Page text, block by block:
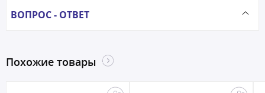
ВОПРОС - ОТВЕТ
Похожие товары